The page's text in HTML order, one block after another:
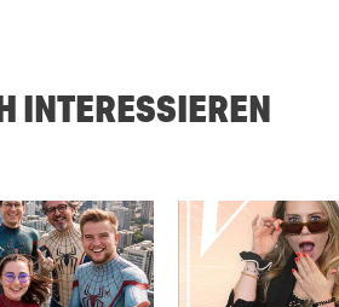
INTERESSIEREN